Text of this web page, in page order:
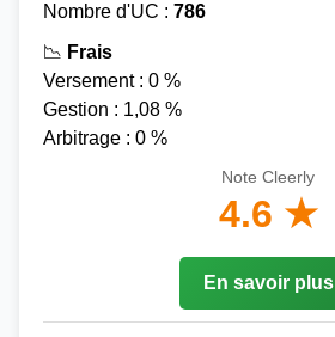
Nombre d'UC : 786
📉 Frais
Versement : 0 %
Gestion : 1,08 %
Arbitrage : 0 %
Note Cleerly
4.6 ★
En savoir plus